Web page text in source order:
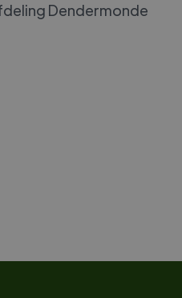
Dendermonde